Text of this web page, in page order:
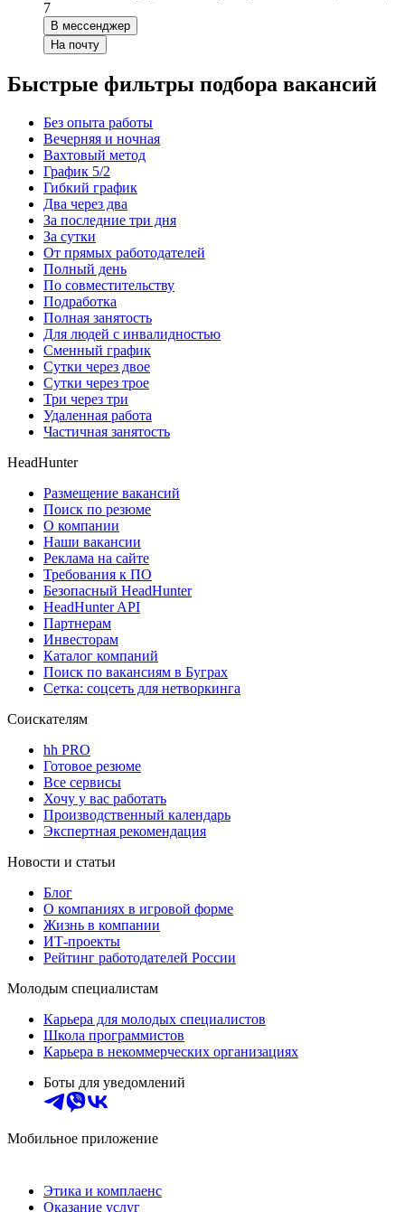
7
В мессенджер
На почту
Быстрые фильтры подбора вакансий
Без опыта работы
Вечерняя и ночная
Вахтовый метод
График 5/2
Гибкий график
Два через два
За последние три дня
За сутки
От прямых работодателей
Полный день
По совместительству
Подработка
Полная занятость
Для людей с инвалидностью
Сменный график
Сутки через двое
Сутки через трое
Три через три
Удаленная работа
Частичная занятость
HeadHunter
Размещение вакансий
Поиск по резюме
О компании
Наши вакансии
Реклама на сайте
Требования к ПО
Безопасный HeadHunter
HeadHunter API
Партнерам
Инвесторам
Каталог компаний
Поиск по вакансиям в Буграх
Сетка: соцсеть для нетворкинга
Соискателям
hh PRO
Готовое резюме
Все сервисы
Хочу у вас работать
Производственный календарь
Экспертная рекомендация
Новости и статьи
Блог
О компаниях в игровой форме
Жизнь в компании
ИТ-проекты
Рейтинг работодателей России
Молодым специалистам
Карьера для молодых специалистов
Школа программистов
Карьера в некоммерческих организациях
Боты для уведомлений
Мобильное приложение
Этика и комплаенс
Оказание услуг